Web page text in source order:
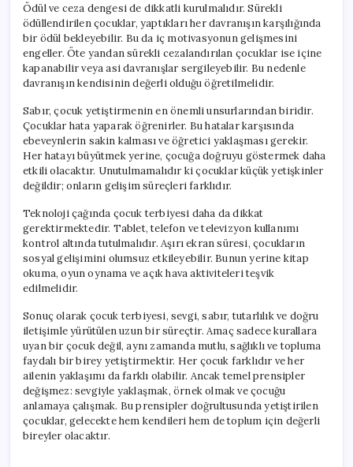
Ödül ve ceza dengesi de dikkatli kurulmalıdır. Sürekli
ödüllendirilen çocuklar, yaptıkları her davranışın karşılığında
bir ödül bekleyebilir. Bu da iç motivasyonun gelişmesini
engeller. Öte yandan sürekli cezalandırılan çocuklar ise içine
kapanabilir veya asi davranışlar sergileyebilir. Bu nedenle
davranışın kendisinin değerli olduğu öğretilmelidir.
Sabır, çocuk yetiştirmenin en önemli unsurlarından biridir.
Çocuklar hata yaparak öğrenirler. Bu hatalar karşısında
ebeveynlerin sakin kalması ve öğretici yaklaşması gerekir.
Her hatayı büyütmek yerine, çocuğa doğruyu göstermek daha
etkili olacaktır. Unutulmamalıdır ki çocuklar küçük yetişkinler
değildir; onların gelişim süreçleri farklıdır.
Teknoloji çağında çocuk terbiyesi daha da dikkat
gerektirmektedir. Tablet, telefon ve televizyon kullanımı
kontrol altında tutulmalıdır. Aşırı ekran süresi, çocukların
sosyal gelişimini olumsuz etkileyebilir. Bunun yerine kitap
okuma, oyun oynama ve açık hava aktiviteleri teşvik
edilmelidir.
Sonuç olarak çocuk terbiyesi, sevgi, sabır, tutarlılık ve doğru
iletişimle yürütülen uzun bir süreçtir. Amaç sadece kurallara
uyan bir çocuk değil, aynı zamanda mutlu, sağlıklı ve topluma
faydalı bir birey yetiştirmektir. Her çocuk farklıdır ve her
ailenin yaklaşımı da farklı olabilir. Ancak temel prensipler
değişmez: sevgiyle yaklaşmak, örnek olmak ve çocuğu
anlamaya çalışmak. Bu prensipler doğrultusunda yetiştirilen
çocuklar, gelecekte hem kendileri hem de toplum için değerli
bireyler olacaktır.